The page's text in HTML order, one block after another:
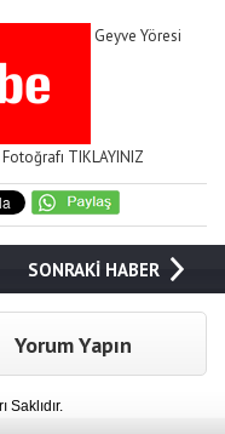
Geyve Yöresi
TIKLAYINIZ
SONRAKİ HABER
Yorum Yapın